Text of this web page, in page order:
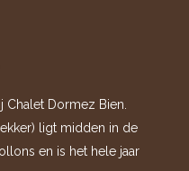
Dormez Bien.
ligt midden in de
en is het hele jaar